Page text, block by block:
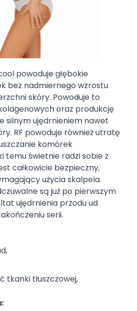
powoduje głębokie
bez nadmiernego wzrostu
skóry. Powoduje to
oraz produkcję
silnym ujędrnieniem nawet
RF powoduje również utratę
komórek
temu świetnie radzi sobie z
całkowicie bezpieczny,
użycia skalpela.
są już po pierwszym
ujędrnienia przodu ud
serii.
tkanki tłuszczowej,